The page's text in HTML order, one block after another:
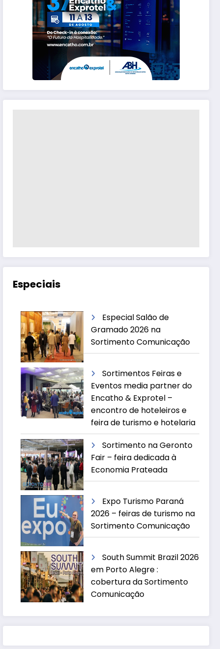
Especiais
Especial Salão de
Gramado 2026 na
Sortimento Comunicação
Sortimentos Feiras e
Eventos media partner do
Encatho & Exprotel –
encontro de hoteleiros e
feira de turismo e hotelaria
Sortimento na Geronto
Fair – feira dedicada à
Economia Prateada
Expo Turismo Paraná
2026 – feiras de turismo na
Sortimento Comunicação
South Summit Brazil 2026
em Porto Alegre :
cobertura da Sortimento
Comunicação